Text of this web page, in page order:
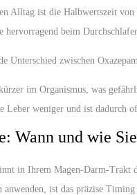
Alltag ist die Halbwertszeit
beim
Unterschied zwischen
im Organismus, was
Leber weniger und ist dadurch
Wann und wie
in Ihrem Magen-Darm-Trakt
ist das präzise